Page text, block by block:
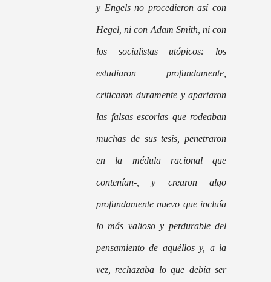
y Engels no procedieron así con
Hegel, ni con Adam Smith, ni con
los socialistas utópicos: los
estudiaron profundamente,
criticaron duramente y apartaron
las falsas escorias que rodeaban
muchas de sus tesis, penetraron
en la médula racional que
contenían-, y crearon algo
profundamente nuevo que incluía
lo más valioso y perdurable del
pensamiento de aquéllos y, a la
vez, rechazaba lo que debía ser